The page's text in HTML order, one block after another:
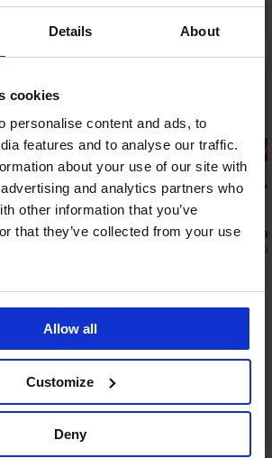
Details About
cookies
personalise content and ads, to
features and to analyse our traffic.
about your use of our site with
and analytics partners who
other information that you’ve
that they’ve collected from your use
Allow all
Customize
Deny
4,8
plavek
Summer
1+1
Výprodej
Sleva -70%
Horní díl
2
PRODUKTU Horní díl
III Push-Up